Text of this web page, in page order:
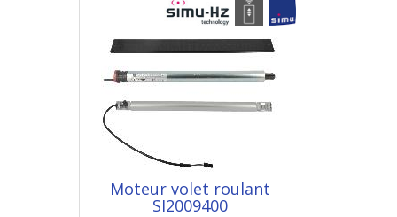
Moteur volet roulant
SI2009400